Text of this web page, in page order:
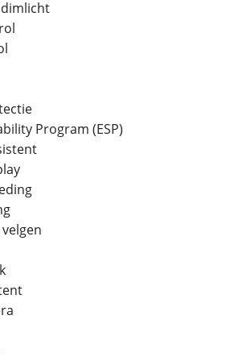
Elektriciteit
Program (ESP)
onzeprivacyverklaring
om foto's te uploaden
(max 10 foto's)
(optioneel)